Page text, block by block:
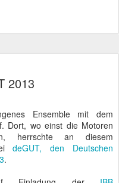
2013
Ensemble mit dem
Dort, wo einst die Motoren
herrschte an diesem
deGUT, den Deutschen
.